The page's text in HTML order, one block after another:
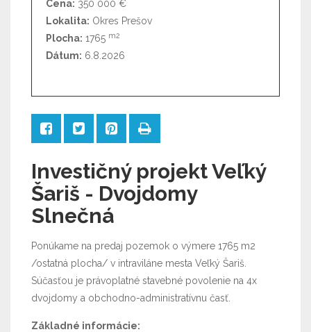
Cena: 350 000 €
Lokalita: Okres Prešov
Plocha: 1765 m2
Dátum: 6.8.2026
Investičný projekt Veľký
Šariš - Dvojdomy
Slnečná
Ponúkame na predaj pozemok o výmere 1765 m2
/ostatná plocha/ v intraviláne mesta Veľký Šariš.
Súčasťou je právoplatné stavebné povolenie na 4x
dvojdomy a obchodno-administratívnu časť.
Základné informácie: